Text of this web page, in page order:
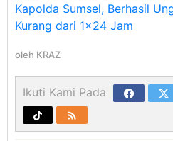
Kapolda Sumsel, Berhasil
Kurang dari 1×24 Jam
oleh KRAZ
Ikuti Kami Pada